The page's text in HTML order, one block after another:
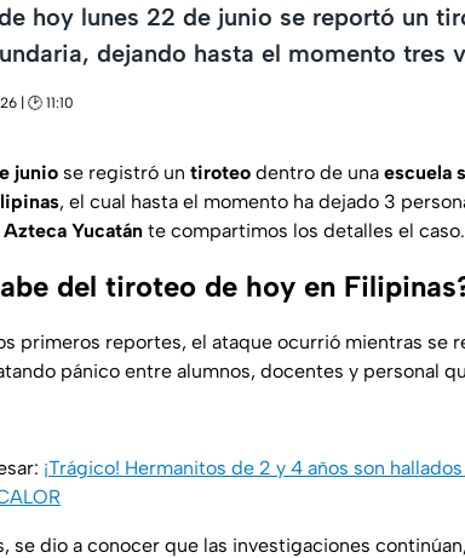
hoy lunes 22 de junio se reportó un
dejando hasta el momento tres
| 🕑 11:10
junio se registró un tiroteo dentro de una escuela
, el cual hasta el momento ha dejado 3
Yucatán te compartimos los detalles el caso.
del tiroteo de hoy en
primeros reportes, el ataque ocurrió mientras se
pánico entre alumnos, docentes y personal
¡Trágico! Hermanitos de 2 y 4 años son
se dio a conocer que las investigaciones